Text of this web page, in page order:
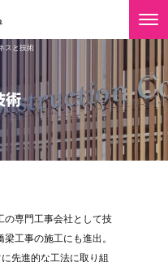
スと技術
術
の専門工事会社として技
工事の施工にも進出。
先進的な工法に取り組